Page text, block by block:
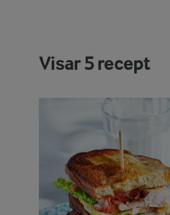
Visar5recept